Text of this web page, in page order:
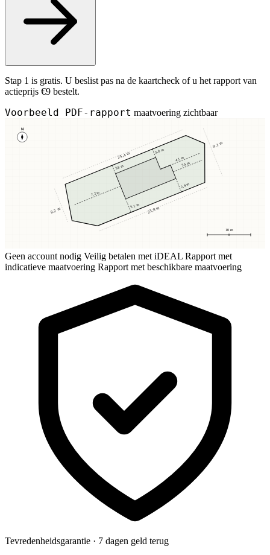
Stap 1 is gratis. U beslist pas na de kaartcheck of u het rapport van
actieprijs €9 bestelt.
Voorbeeld PDF-rapport maatvoering zichtbaar
N
10 m
3,8 m
3,8 m
5,1 m
2,9 m
7,2 m
3,4 m
4,1 m
25,4 m
23,8 m
8,2 m
9,1 m
Geen account nodig Veilig betalen met iDEAL Rapport met
indicatieve maatvoering Rapport met beschikbare maatvoering
Tevredenheidsgarantie · 7 dagen geld terug